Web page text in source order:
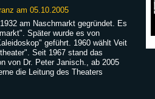
am 05.10.2005
am Naschmarkt gegründet. Es
Später wurde es von
geführt. 1960 wählt Veit
Seit 1967 stand das
von Dr. Peter Janisch., ab 2005
die Leitung des Theaters